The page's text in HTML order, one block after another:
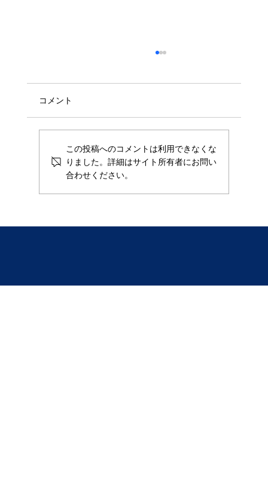
食品OEMの商品仕様書は何を書く？初回
コメント
この投稿へのコメントは利用できなくな
りました。詳細はサイト所有者にお問い
合わせください。